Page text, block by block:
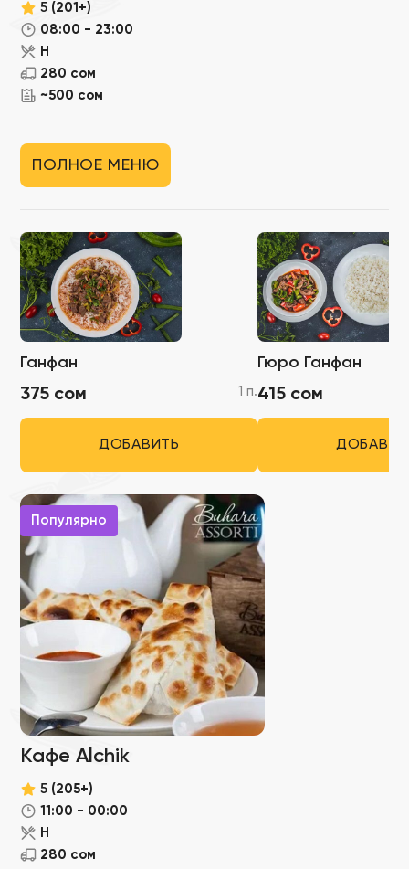
5 (201+)
08:00 - 23:00
Н
280 сом
~500 сом
ПОЛНОЕ МЕНЮ
Ганфан
375 сом 1 п.
ДОБАВИТЬ
Гюро Ганфан
415 сом
Кафе Alchik
5 (205+)
11:00 - 00:00
Н
280 сом
Популярно